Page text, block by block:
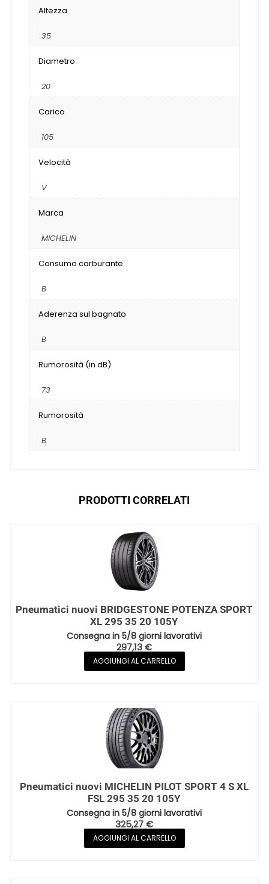
Altezza
35
Diametro
20
Carico
105
Velocità
V
Marca
MICHELIN
Consumo carburante
B
Aderenza sul bagnato
B
Rumorosità (in dB)
73
Rumorosità
B
PRODOTTI CORRELATI
Pneumatici nuovi BRIDGESTONE POTENZA SPORT
XL 295 35 20 105Y
Consegna in 5/8 giorni lavorativi
297,13€
AGGIUNGI AL CARRELLO
Pneumatici nuovi MICHELIN PILOT SPORT 4 S XL
FSL 295 35 20 105Y
Consegna in 5/8 giorni lavorativi
325,27€
AGGIUNGI AL CARRELLO